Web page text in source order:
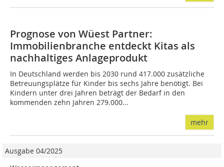
Prognose von Wüest Partner:
Immobilienbranche entdeckt Kitas als
nachhaltiges Anlageprodukt
In Deutschland werden bis 2030 rund 417.000 zusätzliche
Betreuungsplätze für Kinder bis sechs Jahre benötigt. Bei
Kindern unter drei Jahren beträgt der Bedarf in den
kommenden zehn Jahren 279.000...
mehr
Ausgabe 04/2025